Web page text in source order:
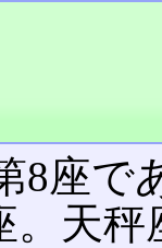
8座で
。天秤